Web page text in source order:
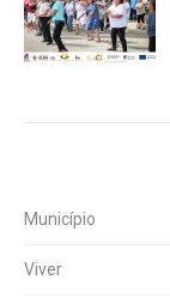
Município
Viver